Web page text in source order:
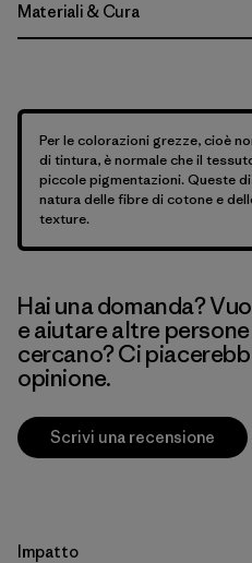
Materiali & Cura
Per le colorazioni grezze, cioè
di tintura, è normale che il
piccole pigmentazioni. Queste
natura delle fibre di cotone e
texture.
Hai una domanda?
e aiutare altre
cercano? Ci
opinione.
Scrivi una recensione
Impatto